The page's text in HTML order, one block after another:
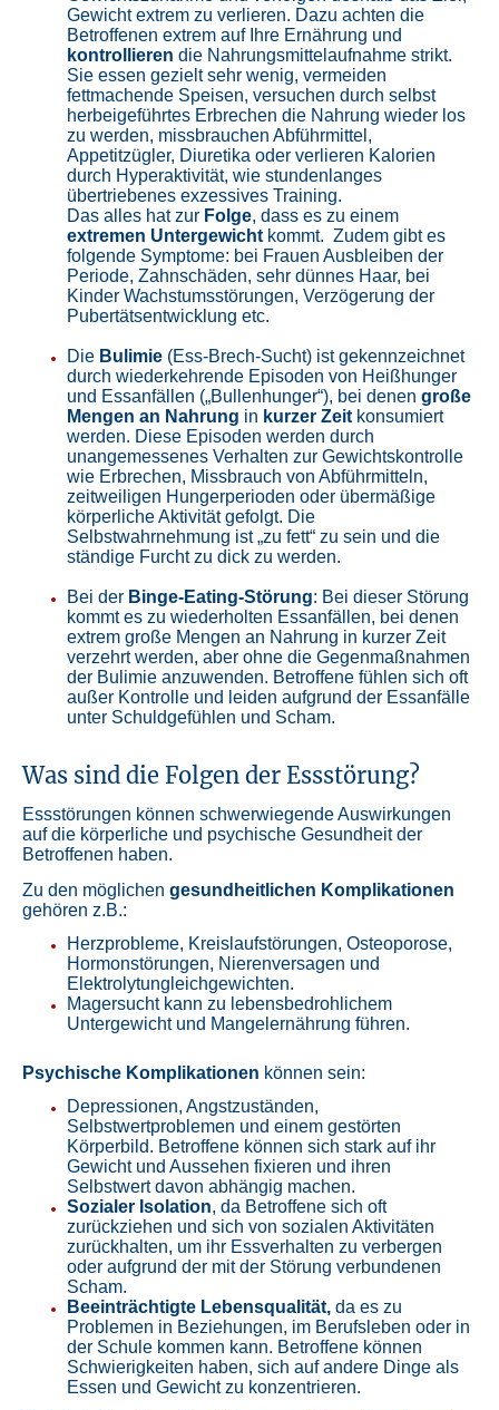
Gewicht extrem zu verlieren. Dazu achten die
Betroffenen extrem auf Ihre Ernährung und
kontrollieren die Nahrungsmittelaufnahme strikt.
Sie essen gezielt sehr wenig, vermeiden
fettmachende Speisen, versuchen durch selbst
herbeigeführtes Erbrechen die Nahrung wieder los
zu werden, missbrauchen Abführmittel,
Appetitzügler, Diuretika oder verlieren Kalorien
durch Hyperaktivität, wie stundenlanges
übertriebenes exzessives Training.
Das alles hat zur Folge, dass es zu einem
extremen Untergewicht kommt. Zudem gibt es
folgende Symptome: bei Frauen Ausbleiben der
Periode, Zahnschäden, sehr dünnes Haar, bei
Kinder Wachstumsstörungen, Verzögerung der
Pubertätsentwicklung etc.
Die Bulimie (Ess-Brech-Sucht) ist gekennzeichnet
durch wiederkehrende Episoden von Heißhunger
und Essanfällen („Bullenhunger“), bei denen große
Mengen an Nahrung in kurzer Zeit konsumiert
werden. Diese Episoden werden durch
unangemessenes Verhalten zur Gewichtskontrolle
wie Erbrechen, Missbrauch von Abführmitteln,
zeitweiligen Hungerperioden oder übermäßige
körperliche Aktivität gefolgt. Die
Selbstwahrnehmung ist „zu fett“ zu sein und die
ständige Furcht zu dick zu werden.
Bei der Binge-Eating-Störung: Bei dieser Störung
kommt es zu wiederholten Essanfällen, bei denen
extrem große Mengen an Nahrung in kurzer Zeit
verzehrt werden, aber ohne die Gegenmaßnahmen
der Bulimie anzuwenden. Betroffene fühlen sich oft
außer Kontrolle und leiden aufgrund der Essanfälle
unter Schuldgefühlen und Scham.
Was sind die Folgen der Essstörung?
Essstörungen können schwerwiegende Auswirkungen
auf die körperliche und psychische Gesundheit der
Betroffenen haben.
Zu den möglichen gesundheitlichen Komplikationen
gehören z.B.:
Herzprobleme, Kreislaufstörungen, Osteoporose,
Hormonstörungen, Nierenversagen und
Elektrolytungleichgewichten.
Magersucht kann zu lebensbedrohlichem
Untergewicht und Mangelernährung führen.
Psychische Komplikationen können sein:
Depressionen, Angstzuständen,
Selbstwertproblemen und einem gestörten
Körperbild. Betroffene können sich stark auf ihr
Gewicht und Aussehen fixieren und ihren
Selbstwert davon abhängig machen.
Sozialer Isolation, da Betroffene sich oft
zurückziehen und sich von sozialen Aktivitäten
zurückhalten, um ihr Essverhalten zu verbergen
oder aufgrund der mit der Störung verbundenen
Scham.
Beeinträchtigte Lebensqualität, da es zu
Problemen in Beziehungen, im Berufsleben oder in
der Schule kommen kann. Betroffene können
Schwierigkeiten haben, sich auf andere Dinge als
Essen und Gewicht zu konzentrieren.